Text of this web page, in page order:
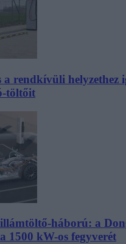
a rendkívüli helyzethez
töltőit
háború: a
1500 kW-os fegyverét